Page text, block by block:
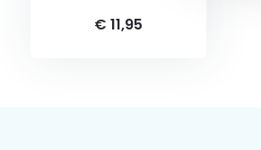
€ 11,95